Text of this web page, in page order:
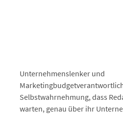
Unternehmenslenker und
Selbstwahrnehmung, dass
warten, genau über ihr